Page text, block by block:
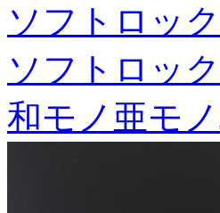
ソフトロッ
ソフトロッ
和モノ亜モノ